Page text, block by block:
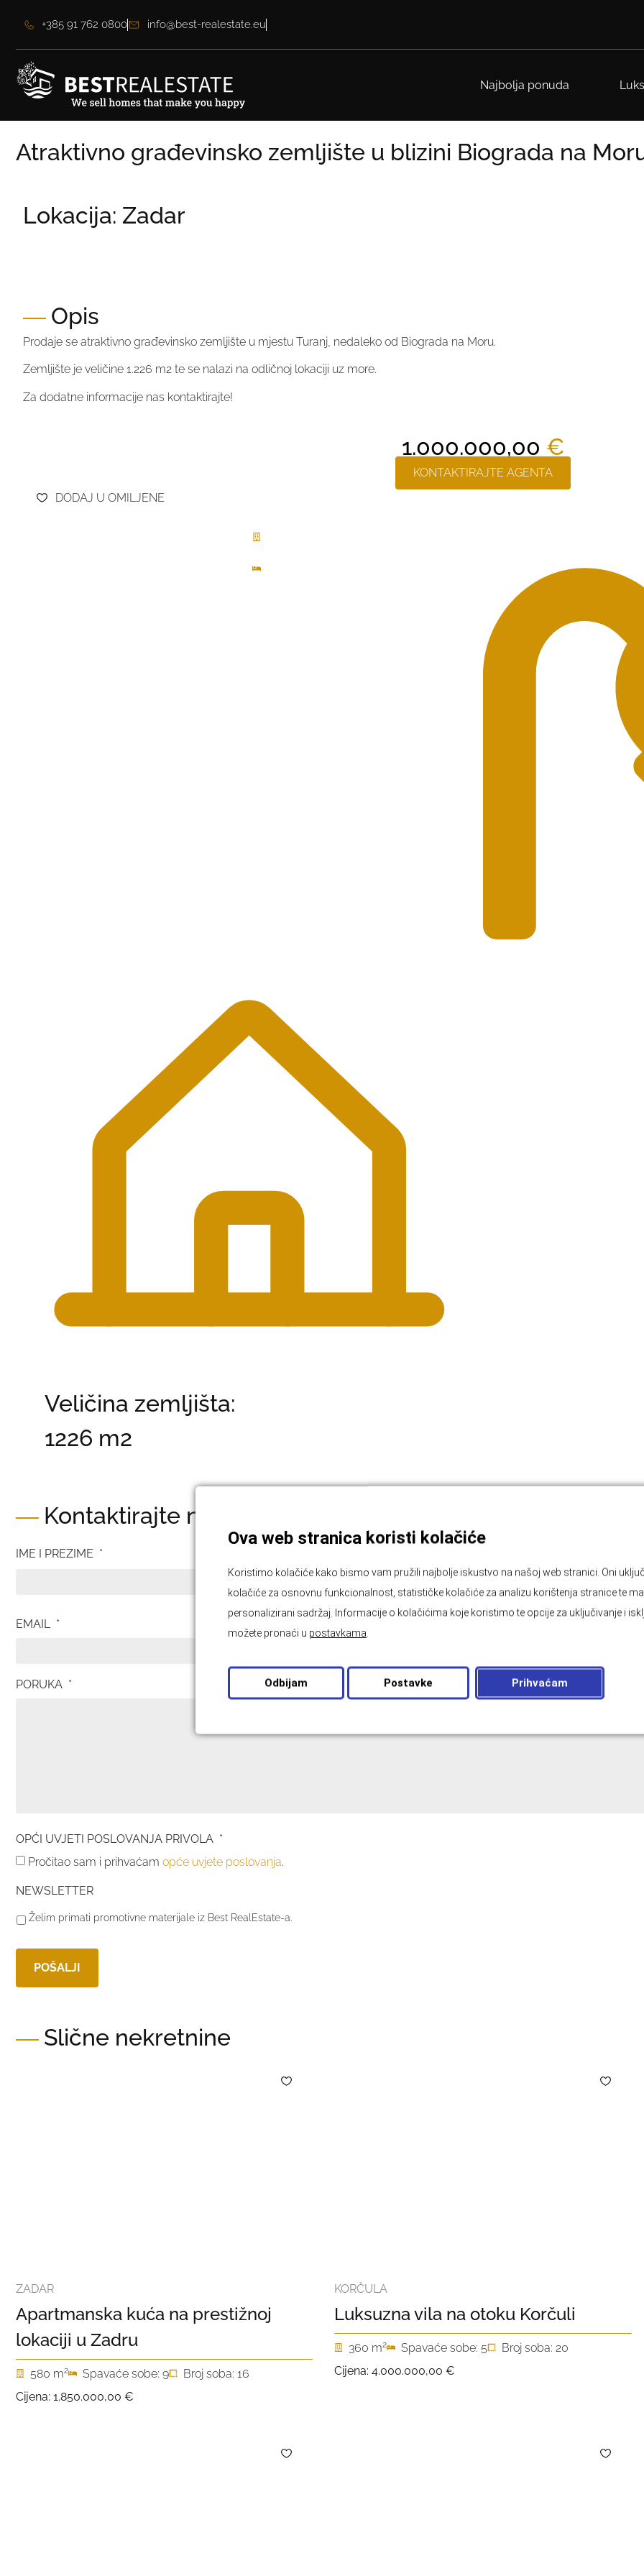
+385 91 762 0800 info@best-realestate.eu
Najbolja ponuda
Atraktivno građevinsko zemljište u blizini Biograda na
Lokacija: Zadar
Opis
Prodaje se atraktivno građevinsko zemljište u mjestu Turanj, nedaleko od Biograda na Moru.
Zemljište je veličine 1.226 m2 te se nalazi na odličnoj lokaciji uz more.
Za dodatne informacije nas kontaktirajte!
1.000.000,00 €
KONTAKTIRAJTE AGENTA
DODAJ U OMILJENE
Veličina zemljišta:
1226 m2
Kontaktirajte nas
IME I PREZIME *
EMAIL *
PORUKA *
OPĆI UVJETI POSLOVANJA PRIVOLA *
Pročitao sam i prihvaćam opće uvjete poslovanja.
NEWSLETTER
Želim primati promotivne materijale iz Best RealEstate-a.
Slične nekretnine
ZADAR
Apartmanska kuća na prestižnoj
lokaciji u Zadru
580 m2 Spavaće sobe: 9
Broj soba: 16
Cijena: 1.850.000,00 €
KORČULA
Luksuzna vila na otoku Korčuli
360 m2 Spavaće sobe: 5
Broj soba: 20
Cijena:4.000.000,00 €
Ova web stranica koristi kolačiće
Koristimo kolačiće kako bismo vam pružili najbolje iskustvo na našoj web stranici. Oni
kolačiće za osnovnu funkcionalnost, statističke kolačiće za analizu korištenja stranice te
personalizirani sadržaj. Informacije o kolačićima koje koristimo te opcije za uključivanje i
možete pronaći u postavkama
Prihvaćam
Odbijam Postavke